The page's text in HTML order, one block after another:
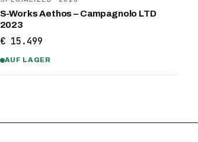
S-Works Aethos – Campagnolo LTD
2023
€ 15.499
AUF LAGER